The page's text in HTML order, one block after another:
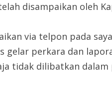
disampaikan oleh
via telpon pada
gelar perkara dan
tidak dilibatkan